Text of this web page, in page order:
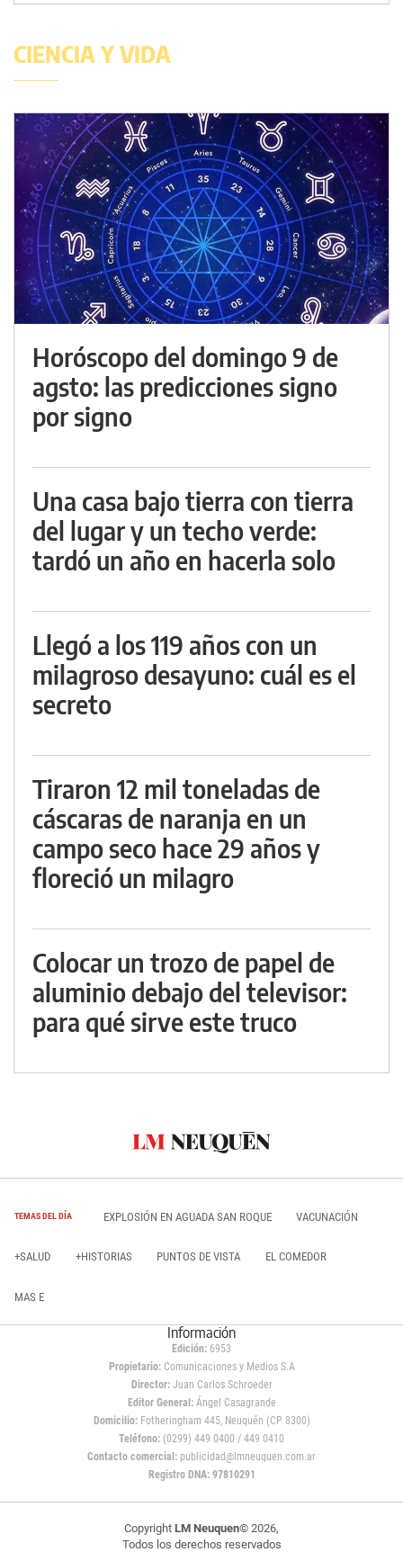
CIENCIA Y VIDA
Horóscopo del domingo 9 de
agsto: las predicciones signo
por signo
Una casa bajo tierra con tierra
del lugar y un techo verde:
tardó un año en hacerla solo
Llegó a los 119 años con un
milagroso desayuno: cuál es el
secreto
Tiraron 12 mil toneladas de
cáscaras de naranja en un
campo seco hace 29 años y
floreció un milagro
Colocar un trozo de papel de
aluminio debajo del televisor:
para qué sirve este truco
TEMAS DEL DÍA EXPLOSIÓN EN AGUADA SAN ROQUE VACUNACIÓN
+SALUD +HISTORIAS PUNTOS DE VISTA EL COMEDOR
MAS E
Información
Edición: 6953
Propietario:Comunicaciones y Medios S.A
Director: Juan Carlos Schroeder
Editor General:Ángel Casagrande
Domicilio:Fotheringham 445, Neuquén (CP 8300)
Teléfono: (0299) 449 0400 / 449 0410
Contacto comercial: publicidad@lmneuquen.com.ar
Registro DNA: 97810291
Copyright LM Neuquen© 2026,
Todos los derechos reservados